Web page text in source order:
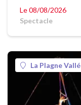
Le 08/08/2026
Spectacle
La Plagne